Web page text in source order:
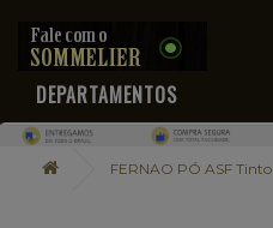
DEPARTAMENTOS
FERNAO PÓ ASF Tinto